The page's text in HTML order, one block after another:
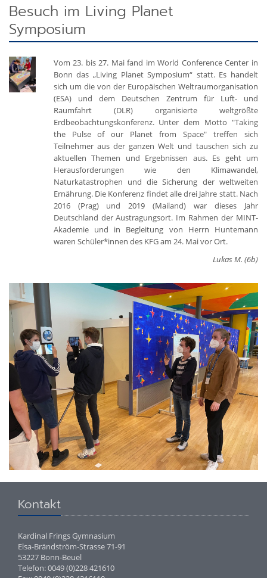
Besuch im Living Planet
Symposium
Vom 23. bis 27. Mai fand im World Conference Center in
Bonn das „Living Planet Symposium“ statt. Es handelt
sich um die von der Europäischen Weltraumorganisation
(ESA) und dem Deutschen Zentrum für Luft- und
Raumfahrt (DLR) organisierte weltgrößte
Erdbeobachtungskonferenz. Unter dem Motto "Taking
the Pulse of our Planet from Space" treffen sich
Teilnehmer aus der ganzen Welt und tauschen sich zu
aktuellen Themen und Ergebnissen aus. Es geht um
Herausforderungen wie den Klimawandel,
Naturkatastrophen und die Sicherung der weltweiten
Ernährung. Die Konferenz findet alle drei Jahre statt. Nach
2016 (Prag) und 2019 (Mailand) war dieses Jahr
Deutschland der Austragungsort. Im Rahmen der MINT-
Akademie und in Begleitung von Herrn Huntemann
waren Schüler*innen des KFG am 24. Mai vor Ort.
Lukas M. (6b)
Kontakt
Kardinal Frings Gymnasium
Elsa-Brändström-Strasse 71-91
53227 Bonn-Beuel
Telefon: 0049 (0)228 421610